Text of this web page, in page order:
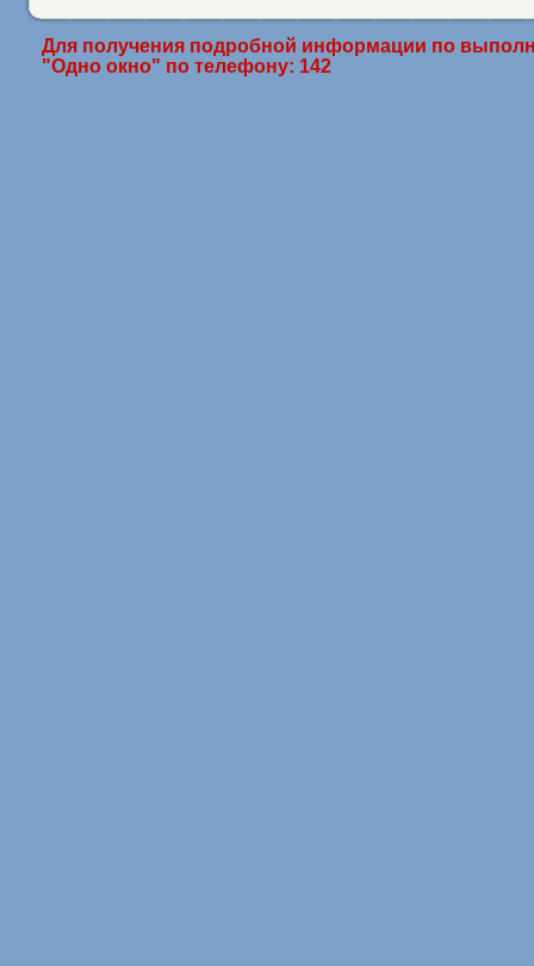
Для получения подробной информации по
"Одно окно" по телефону: 142